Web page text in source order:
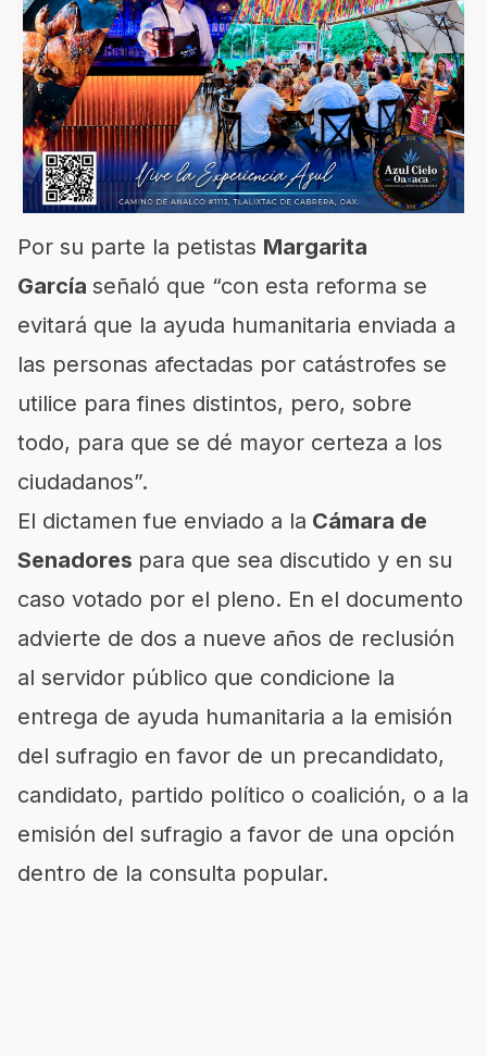
Por su parte la petistas Margarita
García señaló que “con esta reforma se
evitará que la ayuda humanitaria enviada a
las personas afectadas por catástrofes se
utilice para fines distintos, pero, sobre
todo, para que se dé mayor certeza a los
ciudadanos”.
El dictamen fue enviado a la Cámara de
Senadores para que sea discutido y en su
caso votado por el pleno. En el documento
advierte de dos a nueve años de reclusión
al servidor público que condicione la
entrega de ayuda humanitaria a la emisión
del sufragio en favor de un precandidato,
candidato, partido político o coalición, o a la
emisión del sufragio a favor de una opción
dentro de la consulta popular.